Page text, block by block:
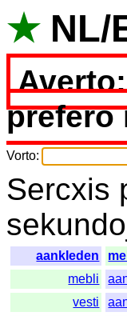
★ NL/
prefero
Vorto:
Sercxis
aankleden
mebli
vesti